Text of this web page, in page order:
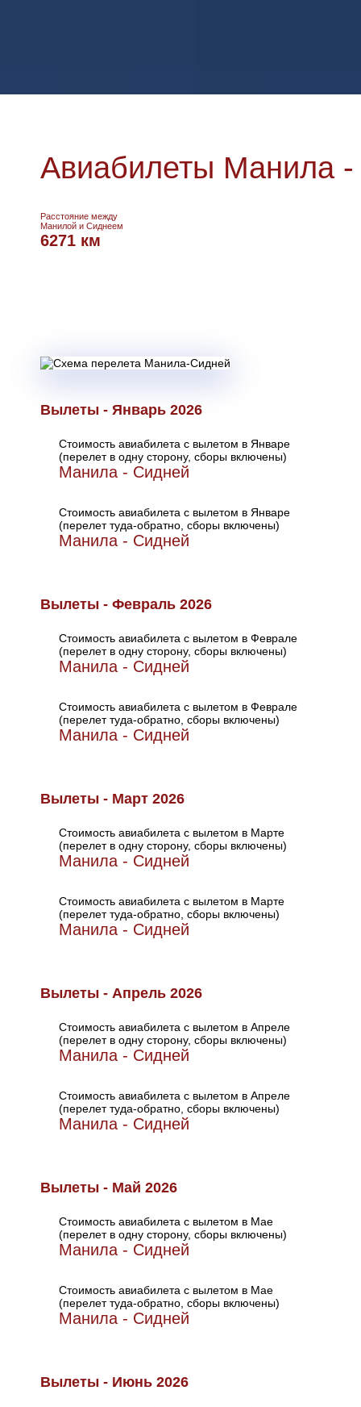
Авиабилеты Манила
Расстояние между
Манилой и Сиднеем
6271 км
Вылеты - Январь 2026
Стоимость авиабилета с вылетом в Январе
(перелет в одну сторону, сборы включены)
Манила - Сидней
Стоимость авиабилета с вылетом в Январе
(перелет туда-обратно, сборы включены)
Манила - Сидней
Вылеты - Февраль 2026
Стоимость авиабилета с вылетом в Феврале
(перелет в одну сторону, сборы включены)
Манила - Сидней
Стоимость авиабилета с вылетом в Феврале
(перелет туда-обратно, сборы включены)
Манила - Сидней
Вылеты - Март 2026
Стоимость авиабилета с вылетом в Марте
(перелет в одну сторону, сборы включены)
Манила - Сидней
Стоимость авиабилета с вылетом в Марте
(перелет туда-обратно, сборы включены)
Манила - Сидней
Вылеты - Апрель 2026
Стоимость авиабилета с вылетом в Апреле
(перелет в одну сторону, сборы включены)
Манила - Сидней
Стоимость авиабилета с вылетом в Апреле
(перелет туда-обратно, сборы включены)
Манила - Сидней
Вылеты - Май 2026
Стоимость авиабилета с вылетом в Мае
(перелет в одну сторону, сборы включены)
Манила - Сидней
Стоимость авиабилета с вылетом в Мае
(перелет туда-обратно, сборы включены)
Манила - Сидней
Вылеты - Июнь 2026